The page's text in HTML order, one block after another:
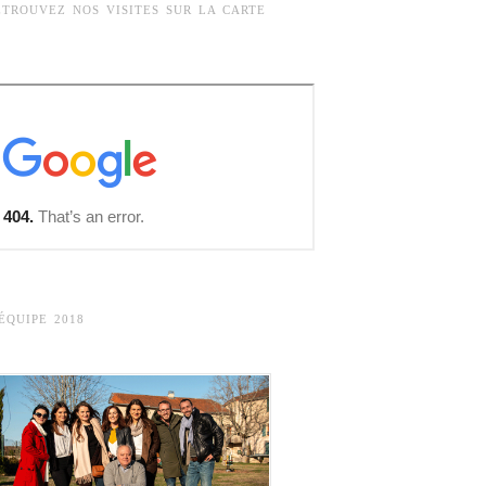
NOS VISITES SUR LA CARTE
2018